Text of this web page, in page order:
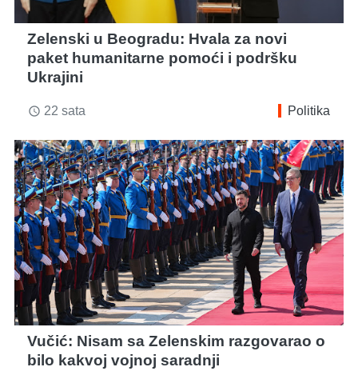
Zelenski u Beogradu: Hvala za novi
paket humanitarne pomoći i podršku
Ukrajini
access_time 22 sata Politika
Vučić: Nisam sa Zelenskim razgovarao o
bilo kakvoj vojnoj saradnji